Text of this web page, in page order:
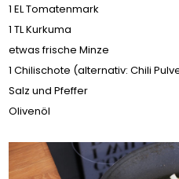
1 EL Tomatenmark
1 TL Kurkuma
etwas frische Minze
1 Chilischote (alternativ: Chili
Salz und Pfeffer
Olivenöl